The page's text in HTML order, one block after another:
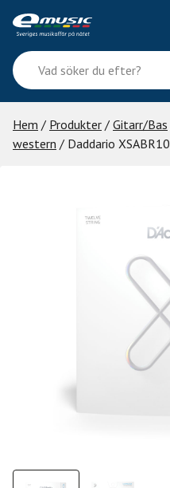
content
Vad
söker
du
efter?
Hem / Produkter / Gitarr/Bas
western / Daddario